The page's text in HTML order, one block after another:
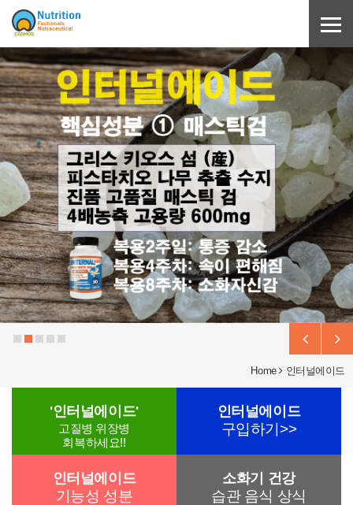
Home 인터널에이드
'인터널에이드'
고질병 위장병
회복하세요!!
인터널에이드
구입하기>>
인터널에이드
기능성 성분
소화기 건강
습관 음식 상식